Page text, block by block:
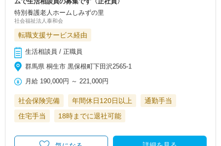
特別養護老人ホームしみずの里
社会福祉法人泰和会
転職支援サービス経由
生活相談員 / 正職員
群馬県 桐生市 黒保根町下田沢2565-1
月給 190,000円 ～ 221,000円
社会保険完備 年間休日120日以上
通勤手当
住宅手当
18時までに退社可能